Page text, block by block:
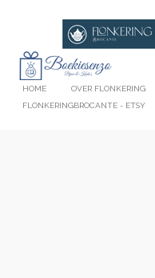
naar
hoofdinhoud
HOME OVER FLONKERING
FLONKERINGBROCANTE - ETSY